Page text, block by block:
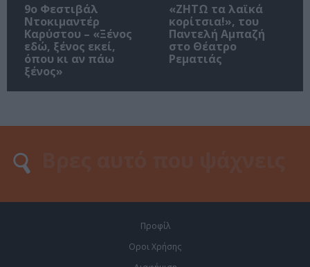
9ο Φεστιβάλ
Ντοκιμαντέρ
Καρύστου – «Ξένος
εδώ, ξένος εκεί,
όπου κι αν πάω
ξένος»
«ΖΗΤΩ τα λαϊκά
κορίτσια!», του
Παντελή Αμπαζή
στο Θέατρο
Ρεματιάς
Προφίλ
Οροι Χρήσης